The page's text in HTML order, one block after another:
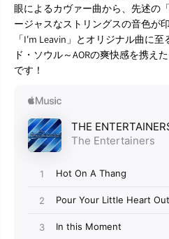
』
C
D
C
D
眼によるカヴァー曲から、先述の
ージャスなストリングスの音色が
「I'm Leavin」とオリジナル曲に
ド・ソウル～AORの爽快感を携え
です！